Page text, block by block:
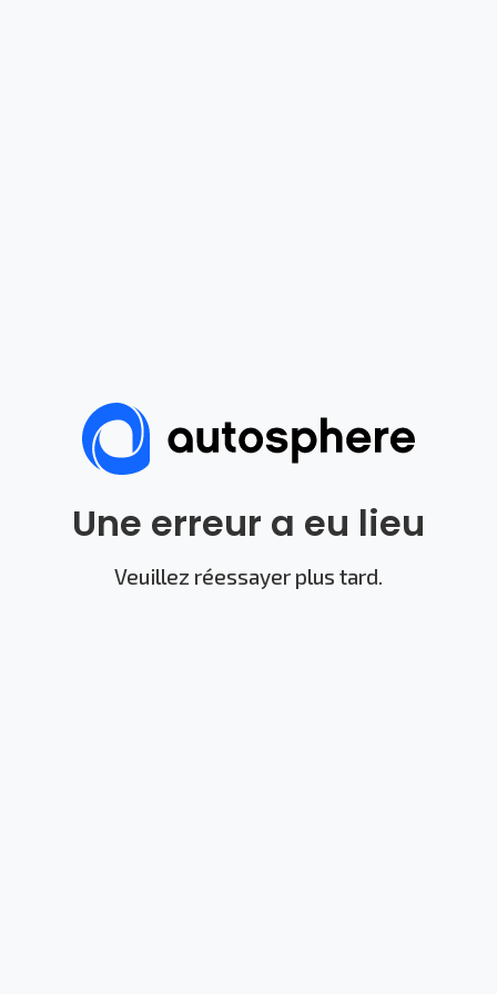
Une erreur a eu lieu
Veuillez réessayer plus tard.